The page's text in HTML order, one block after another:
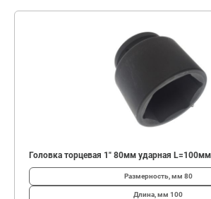
Головка торцевая 1" 80мм ударная
Размерность, мм 80
Длина, мм 100